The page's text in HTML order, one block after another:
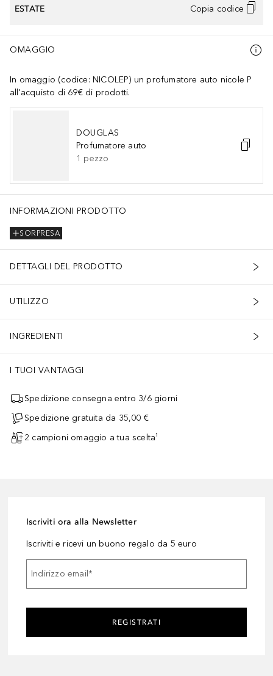
ESTATE Copia codice
OMAGGIO
In omaggio (codice: NICOLEP) un profumatore auto nicole P
all'acquisto di 69€ di prodotti.
DOUGLAS
Profumatore auto
1 pezzo
INFORMAZIONI PRODOTTO
SORPRESA
DETTAGLI DEL PRODOTTO
UTILIZZO
INGREDIENTI
I TUOI VANTAGGI
Spedizione consegna entro 3/6 giorni
Spedizione gratuita da 35,00 €
2 campioni omaggio a tua scelta¹
Iscriviti ora alla Newsletter
Iscriviti e ricevi un buono regalo da 5 euro
Indirizzo email*
REGISTRATI